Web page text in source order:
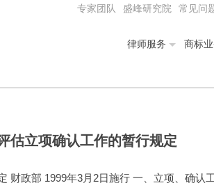
专家团队 盛峰研究院 常见问
律师服务 商标
估立项确认工作的暂行规定
财政部 1999年3月2日施行 一、立项、确认